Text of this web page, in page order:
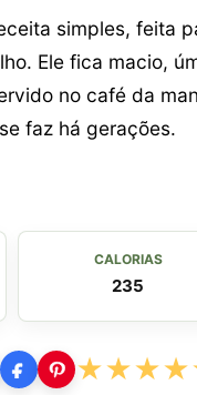
simples, feita
Ele fica macio,
no café da
faz há gerações.
CALORIAS
235
★★★★